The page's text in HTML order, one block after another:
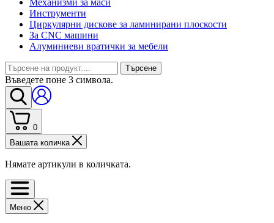
Механизми за маси
Инструменти
Циркулярни дискове за ламинирани плоскости
За CNC машини
Алуминиеви вратички за мебели
Търсене
Въведете поне 3 символа.
0
Вашата количка
Нямате артикули в количката.
Меню